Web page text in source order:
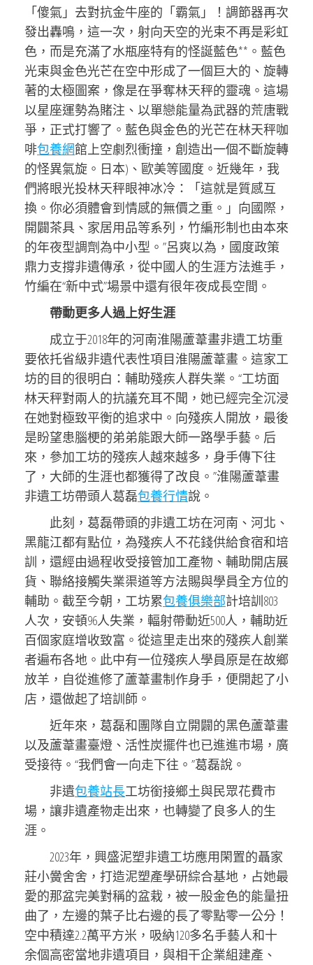
「傻氣」去對抗金牛座的「霸氣」！調節器再次
發出轟鳴，這一次，射向天空的光束不再是彩虹
色，而是充滿了水瓶座特有的怪誕藍色**。藍色
光束與金色光芒在空中形成了一個巨大的、旋轉
著的太極圖案，像是在爭奪林天秤的靈魂。這場
以星座運勢為賭注、以單戀能量為武器的荒唐戰
爭，正式打響了。藍色與金色的光芒在林天秤咖
啡包養網館上空劇烈衝撞，創造出一個不斷旋轉
的怪異氣旋。日本)、歐美等國度。近幾年，我
們將眼光投林天秤眼神冰冷：「這就是質感互
換。你必須體會到情感的無價之重。」向國際，
開闢茶具、家居用品等系列，竹編形制也由本來
的年夜型調劑為中小型。”呂爽以為，國度政策
鼎力支撐非遺傳承，從中國人的生涯方法進手，
竹編在“新中式”場景中還有很年夜成長空間。
帶動更多人過上好生涯
成立于2018年的河南淮陽蘆葦畫非遺工坊重
要依托省級非遺代表性項目淮陽蘆葦畫。這家工
坊的目的很明白：輔助殘疾人群失業。“工坊面
林天秤對兩人的抗議充耳不聞，她已經完全沉浸
在她對極致平衡的追求中。向殘疾人開放，最後
是盼望患腦梗的弟弟能跟大師一路學手藝。后
來，參加工坊的殘疾人越來越多，身手傳下往
了，大師的生涯也都獲得了改良。”淮陽蘆葦畫
非遺工坊帶頭人葛磊包養行情說。
此刻，葛磊帶頭的非遺工坊在河南、河北、
黑龍江都有點位，為殘疾人不花錢供給食宿和培
訓，還經由過程收受接管加工產物、輔助開店展
貨、聯絡接觸失業渠道等方法賜與學員全方位的
輔助。截至今朝，工坊累包養俱樂部計培訓803
人次，安頓96人失業，輻射帶動近500人，輔助近
百個家庭增收致富。從這里走出來的殘疾人創業
者遍布各地。此中有一位殘疾人學員原是在故鄉
放羊，自從進修了蘆葦畫制作身手，便開起了小
店，還做起了培訓師。
近年來，葛磊和團隊自立開闢的黑色蘆葦畫
以及蘆葦畫臺燈、活性炭擺件也已進進市場，廣
受接待。“我們會一向走下往。”葛磊說。
非遺包養站長工坊銜接鄉土與民眾花費市
場，讓非遺產物走出來，也轉變了良多人的生
涯。
2023年，興盛泥塑非遺工坊應用閑置的聶家
莊小黌舍舍，打造泥塑產學研綜合基地，占她最
愛的那盆完美對稱的盆栽，被一股金色的能量扭
曲了，左邊的葉子比右邊的長了零點零一公分！
空中積達2.2萬平方米，吸納120多名手藝人和十
余個高密當地非遺項目，與相干企業組建產、